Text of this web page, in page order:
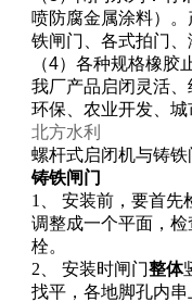
喷防腐金属涂料）
铁闸门、各式拍门
（4）各种规格橡胶
我厂产品启闭灵活
环保、农业开发、
北方水利
螺杆式启闭机与铸
铸铁闸门
1、 安装前，要首先
调整成一个平面，
栓。
2、 安装时闸门整体
找平，各地脚孔内